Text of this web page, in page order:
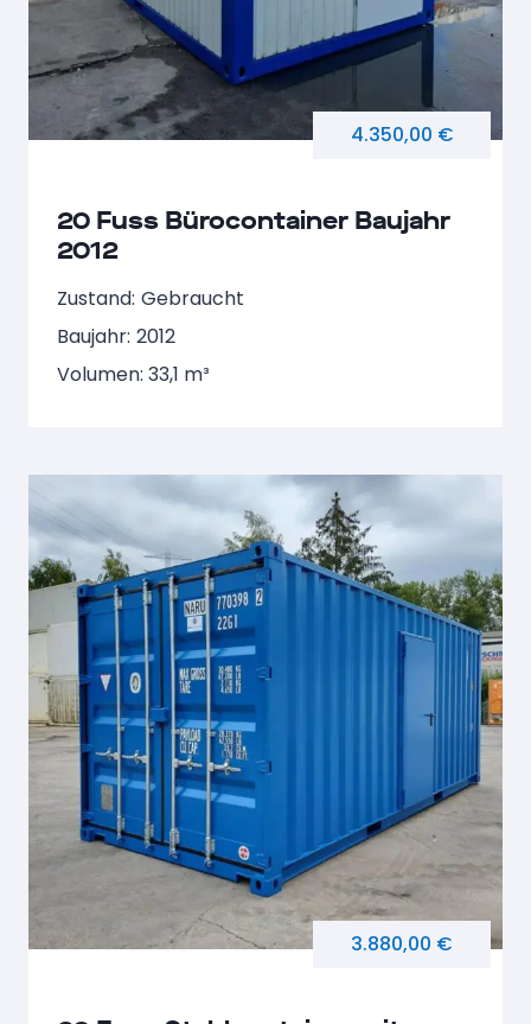
20 Fuss Bürocontainer Baujahr
2012
4.350,00 €
Zustand: Gebraucht
Baujahr: 2012
Volumen: 33,1 m³
3.880,00 €